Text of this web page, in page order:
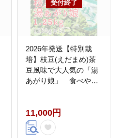
2026年発送【特別栽
培】枝豆(えだまめ)茶
豆風味で大人気の「湯
あがり娘」 食べやす
縄県・四国・九州】
11,000円